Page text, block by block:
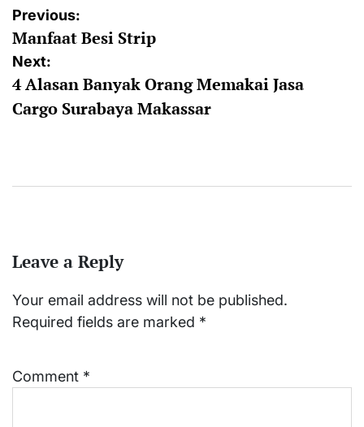
Post
navigation
Previous:
Manfaat Besi Strip
Next:
4 Alasan Banyak Orang Memakai Jasa
Cargo Surabaya Makassar
Leave a Reply
Your email address will not be published.
Required fields are marked *
Comment *